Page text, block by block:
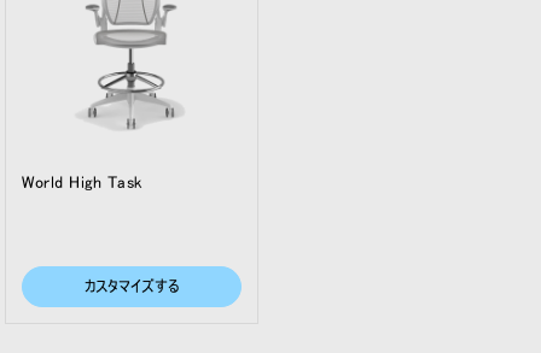
World High Task
カスタマイズする